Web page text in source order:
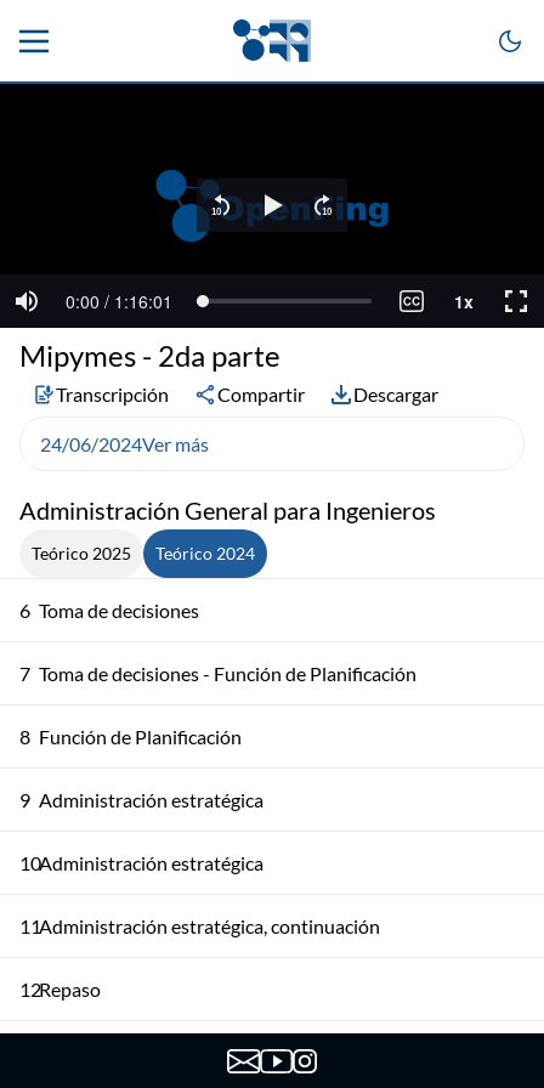
Administración General para Ingenieros
Teórico 2025 Teórico 2024
6 Toma de decisiones
7 Toma de decisiones - Función de Planificación
8 Función de Planificación
9 Administración estratégica
10Administración estratégica
11Administración estratégica, continuación
12Repaso
Mipymes - 2da parte
Transcripción Compartir Descargar
24/06/2024Ver más